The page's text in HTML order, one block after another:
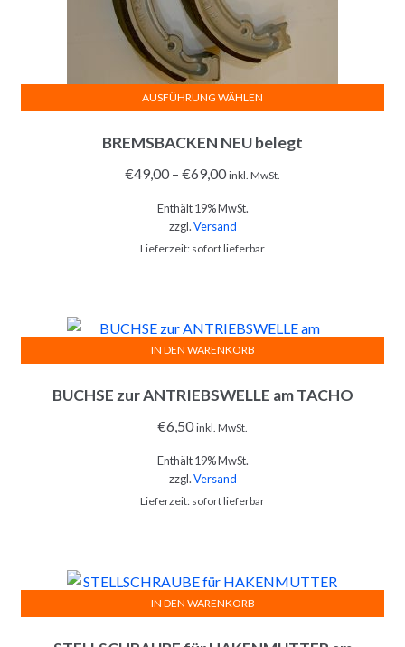
BREMSBACKEN NEU belegt
€49,00 – €69,00 inkl. MwSt.
Enthält 19% MwSt.
zzgl.Versand
Lieferzeit: sofort lieferbar
AUSFÜHRUNG WÄHLEN
Produkt
weist
Varianten
auf.
Die
auf
der
Produktseite
gewählt
BUCHSE zur ANTRIEBSWELLE am TACHO
€6,50 inkl. MwSt.
Enthält 19% MwSt.
zzgl.Versand
Lieferzeit: sofort lieferbar
IN DEN WARENKORB
IN DEN WARENKORB